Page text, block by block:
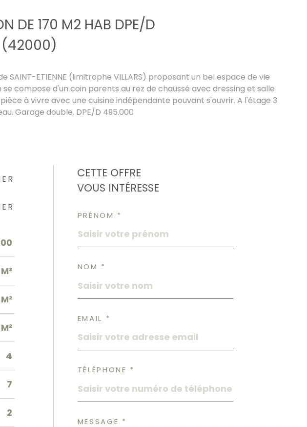
DE 170 M2 HAB DPE/D
(42000)
ETIENNE (limitrophe VILLARS) proposant un bel espace de vie
compose d'un coin parents au rez de chaussé avec dressing et salle
à vivre avec une cuisine indépendante pouvant s'ouvrir. A l'étage 3
Garage double. DPE/D 495.000
4
7
2
CETTE OFFRE
VOUS INTÉRESSE
PRÉNOM *
NOM *
EMAIL *
TÉLÉPHONE *
MESSAGE *